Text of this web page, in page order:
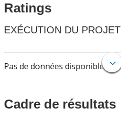
Ratings
EXÉCUTION DU PROJET
Pas de données disponibles.
Cadre de résultats